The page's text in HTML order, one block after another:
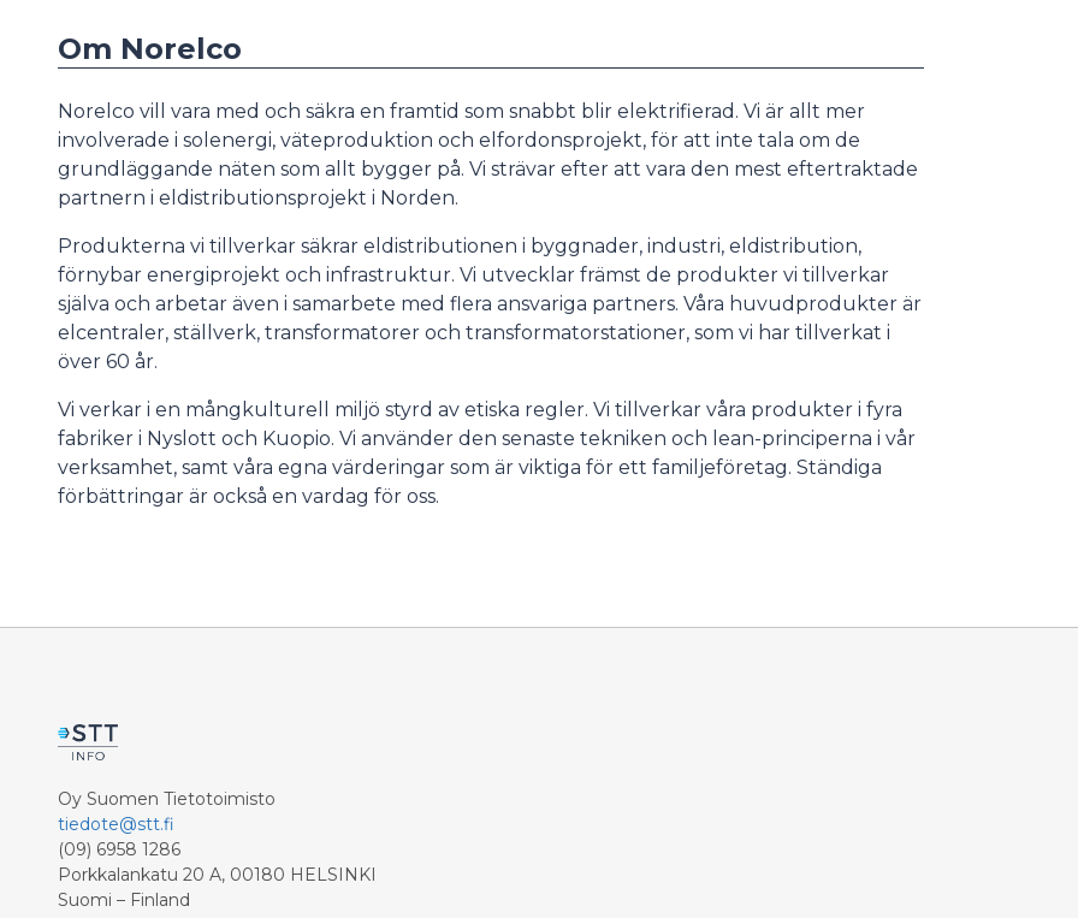
Om Norelco
Norelco vill vara med och säkra en framtid som snabbt blir elektrifierad. Vi är allt mer
involverade i solenergi, väteproduktion och elfordonsprojekt, för att inte tala om de
grundläggande näten som allt bygger på. Vi strävar efter att vara den mest eftertraktade
partnern i eldistributionsprojekt i Norden.
Produkterna vi tillverkar säkrar eldistributionen i byggnader, industri, eldistribution,
förnybar energiprojekt och infrastruktur. Vi utvecklar främst de produkter vi tillverkar
själva och arbetar även i samarbete med flera ansvariga partners. Våra huvudprodukter är
elcentraler, ställverk, transformatorer och transformatorstationer, som vi har tillverkat i
över 60 år.
Vi verkar i en mångkulturell miljö styrd av etiska regler. Vi tillverkar våra produkter i fyra
fabriker i Nyslott och Kuopio. Vi använder den senaste tekniken och lean-principerna i vår
verksamhet, samt våra egna värderingar som är viktiga för ett familjeföretag. Ständiga
förbättringar är också en vardag för oss.
Oy Suomen Tietotoimisto
tiedote@stt.fi
(09) 6958 1286
Porkkalankatu 20 A, 00180 HELSINKI
Suomi – Finland